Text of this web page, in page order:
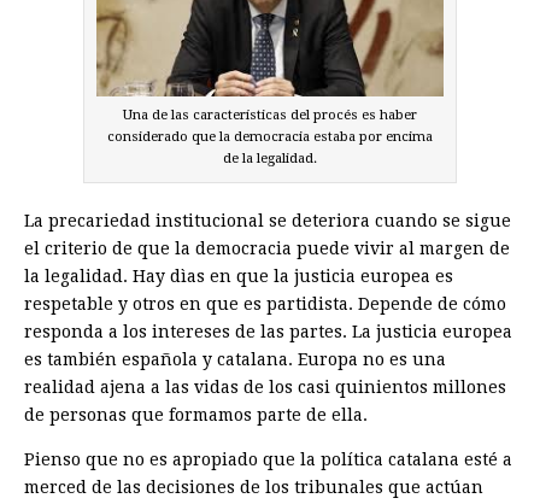
Una de las características del procés es haber
considerado que la democracia estaba por encima
de la legalidad.
La precariedad institucional se deteriora cuando se sigue
el criterio de que la democracia puede vivir al margen de
la legalidad. Hay dìas en que la justicia europea es
respetable y otros en que es partidista. Depende de cómo
responda a los intereses de las partes. La justicia europea
es también española y catalana. Europa no es una
realidad ajena a las vidas de los casi quinientos millones
de personas que formamos parte de ella.
Pienso que no es apropiado que la política catalana esté a
merced de las decisiones de los tribunales que actúan